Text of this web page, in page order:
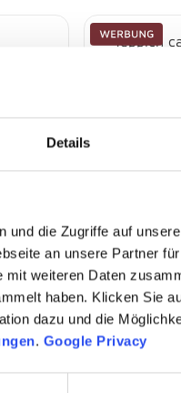
Details
die Zugriffe auf
an unsere Partner
weiteren Daten
haben. Klicken Sie
dazu und die
. Google Privacy
95
Teppich
Sofort